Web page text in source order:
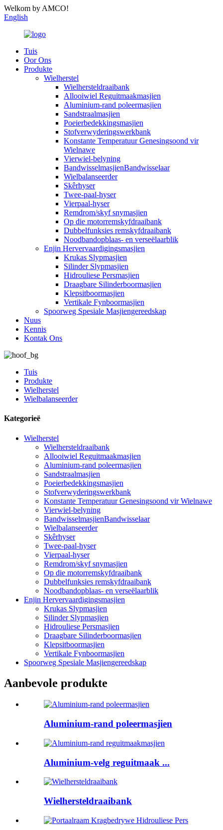
Welkom by AMCO!
English
Tuis
Oor Ons
Produkte
Wielherstel
Wielhersteldraaibank
Allooiwiel Reguitmaakmasjien
Aluminium-rand poleermasjien
Sandstraalmasjien
Poeierbedekkingsmasjien
Stofverwyderingswerkbank
Konstante Temperatuur Genesingsoond vir
Wielnawe
Vierwiel-belyning
BandwisselmasjienBandwisselaar
Wielbalanseerder
Skêrhyser
Twee-paal-hyser
Vierpaal-hyser
Remdrom/skyf snymasjien
Op die motorremskyfdraaibank
Dubbelfunksies remskyfdraaibank
Noodbandopblaas- en verseëlaarblik
Enjin Hervervaardigingsmasjien
Krukas Slypmasjien
Silinder Slypmasjien
Hidrouliese Persmasjien
Draagbare Silinderboormasjien
Klepsitboormasjien
Vertikale Fynboormasjien
Spoorweg Spesiale Masjiengereedskap
Nuus
Kennis
Kontak Ons
Tuis
Produkte
Wielherstel
Wielbalanseerder
Kategorieë
Wielherstel
Wielhersteldraaibank
Allooiwiel Reguitmaakmasjien
Aluminium-rand poleermasjien
Sandstraalmasjien
Poeierbedekkingsmasjien
Stofverwyderingswerkbank
Konstante Temperatuur Genesingsoond vir Wielnawe
Vierwiel-belyning
BandwisselmasjienBandwisselaar
Wielbalanseerder
Skêrhyser
Twee-paal-hyser
Vierpaal-hyser
Remdrom/skyf snymasjien
Op die motorremskyfdraaibank
Dubbelfunksies remskyfdraaibank
Noodbandopblaas- en verseëlaarblik
Enjin Hervervaardigingsmasjien
Krukas Slypmasjien
Silinder Slypmasjien
Hidrouliese Persmasjien
Draagbare Silinderboormasjien
Klepsitboormasjien
Vertikale Fynboormasjien
Spoorweg Spesiale Masjiengereedskap
Aanbevole produkte
Aluminium-rand poleermasjien
Aluminium-velg reguitmaak ...
Wielhersteldraaibank